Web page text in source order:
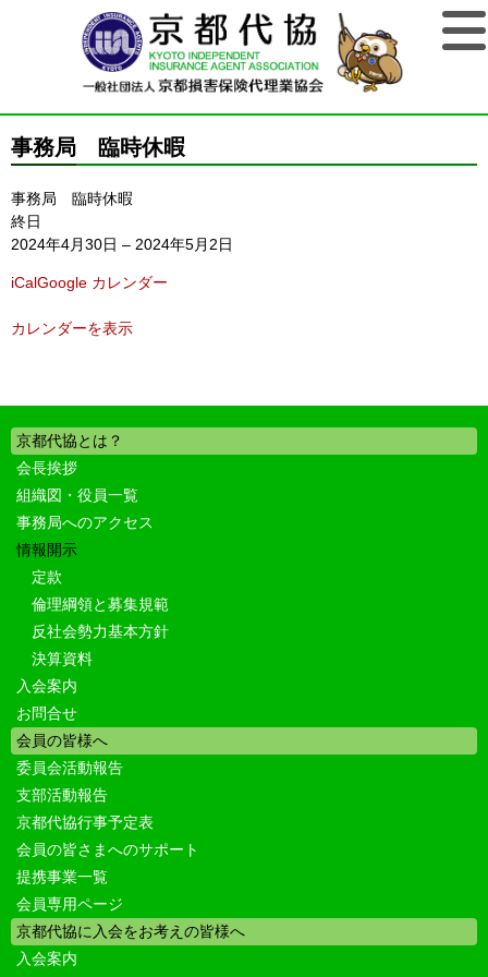
事務局 臨時休暇
事務局 臨時休暇
終日
2024年4月30日 – 2024年5月2日
iCalGoogle カレンダー
カレンダーを表示
京都代協とは？
会長挨拶
組織図・役員一覧
事務局へのアクセス
情報開示
定款
倫理綱領と募集規範
反社会勢力基本方針
決算資料
入会案内
お問合せ
会員の皆様へ
委員会活動報告
支部活動報告
京都代協行事予定表
会員の皆さまへのサポート
提携事業一覧
会員専用ページ
京都代協に入会をお考えの皆様へ
入会案内